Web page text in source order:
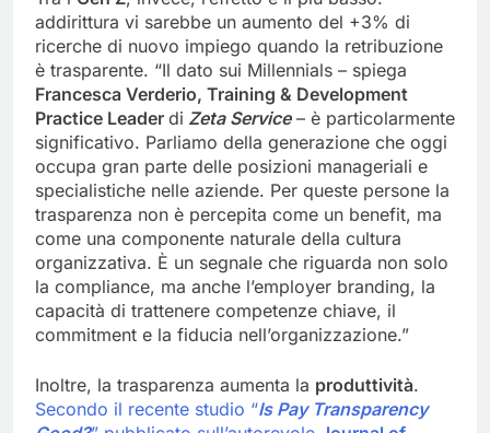
addirittura vi sarebbe un aumento del +3% di
ricerche di nuovo impiego quando la retribuzione
è trasparente. “Il dato sui Millennials – spiega
Francesca Verderio, Training & Development
Practice Leader di Zeta Service– è particolarmente
significativo. Parliamo della generazione che oggi
occupa gran parte delle posizioni manageriali e
specialistiche nelle aziende. Per queste persone la
trasparenza non è percepita come un benefit, ma
come una componente naturale della cultura
organizzativa. È un segnale che riguarda non solo
la compliance, ma anche l’employer branding, la
capacità di trattenere competenze chiave, il
commitment e la fiducia nell’organizzazione.”
Inoltre, la trasparenza aumenta la produttività.
Secondo il recente studio “Is Pay Transparency